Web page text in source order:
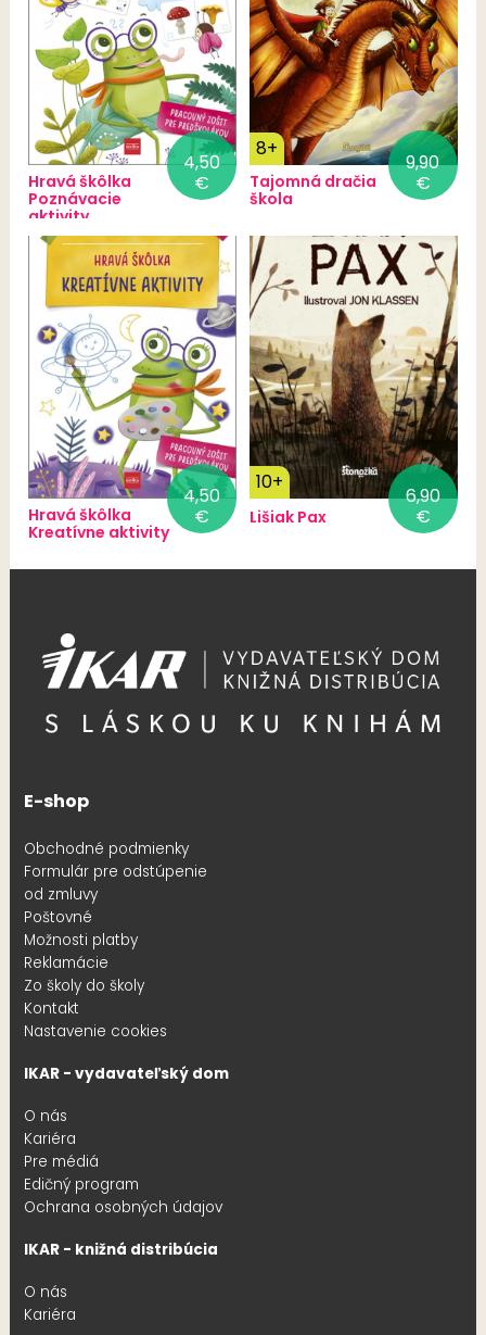
4,50
€
Hravá škôlka
Poznávacie
aktivity
8+
9,90
€
Tajomná dračia
škola
4,50
€
Hravá škôlka
Kreatívne aktivity
10+
6,90
€
Lišiak Pax
E-shop
Obchodné podmienky
Formulár pre odstúpenie
od zmluvy
Poštovné
Možnosti platby
Reklamácie
Zo školy do školy
Kontakt
Nastavenie cookies
IKAR - vydavateľský dom
O nás
Kariéra
Pre médiá
Edičný program
Ochrana osobných údajov
IKAR - knižná distribúcia
O nás
Kariéra